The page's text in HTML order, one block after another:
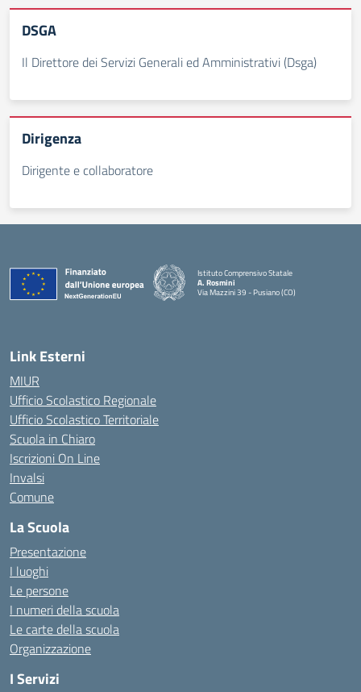
DSGA
Il Direttore dei Servizi Generali ed Amministrativi (Dsga)
Dirigenza
Dirigente e collaboratore
Istituto Comprensivo Statale
A. Rosmini
Via Mazzini 39 - Pusiano (CO)
Link Esterni
MIUR
Ufficio Scolastico Regionale
Ufficio Scolastico Territoriale
Scuola in Chiaro
Iscrizioni On Line
Invalsi
Comune
La Scuola
Presentazione
I luoghi
Le persone
I numeri della scuola
Le carte della scuola
Organizzazione
I Servizi